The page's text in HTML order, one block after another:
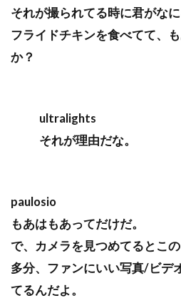
それが撮られてる時に君がな
フライドチキンを食べてて、
か？
ultralights
それが理由だな。
paulosio
もあはもあってだけだ。
で、カメラを見つめてるとこ
多分、ファンにいい写真/ビデ
てるんだよ。